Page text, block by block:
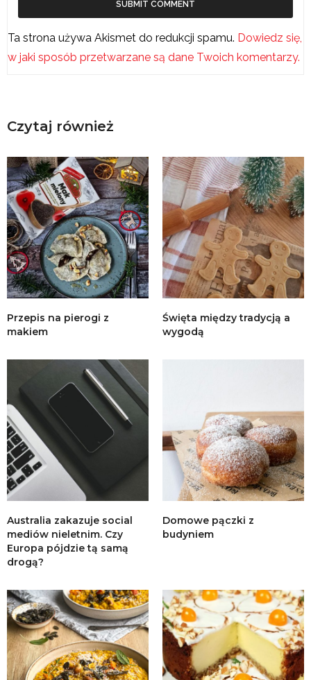
Ta strona używa Akismet do redukcji spamu. Dowiedz się,
w jaki sposób przetwarzane są dane Twoich komentarzy.
Czytaj również
Przepis na pierogi z
makiem
Święta między tradycją a
wygodą
Australia zakazuje social
mediów nieletnim. Czy
Europa pójdzie tą samą
drogą?
Domowe pączki z
budyniem